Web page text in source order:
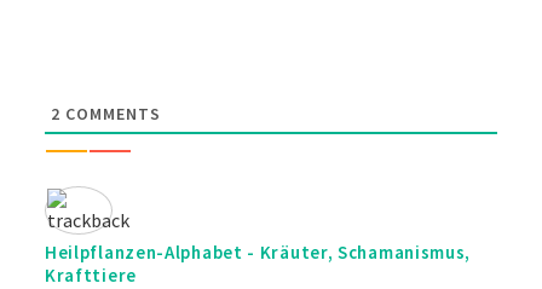
2 COMMENTS
Heilpflanzen-Alphabet - Kräuter, Schamanismus,
Krafttiere